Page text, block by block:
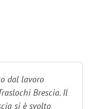
dal lavoro
Brescia. Il
si è svolto